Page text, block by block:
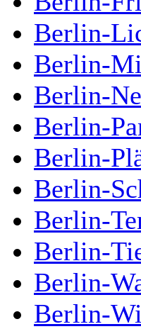
Berlin-
Berlin-
Berlin-
Berlin-
Berlin-
Berlin-
Berlin-
Berlin-
Berlin-
Berlin-